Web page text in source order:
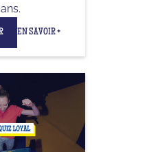
EN SAVOIR +